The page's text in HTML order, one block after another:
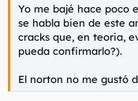
Yo me bajé hace poco
se habla bien de este
cracks que, en teoria,
pueda confirmarlo?).
El norton no me gustó